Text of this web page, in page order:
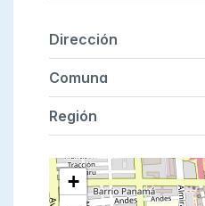
Dirección
Comuna
Región
+